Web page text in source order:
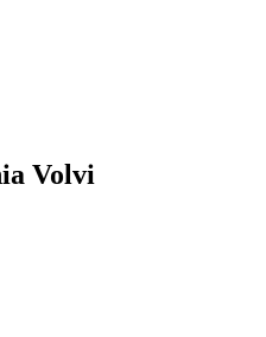
Volvi